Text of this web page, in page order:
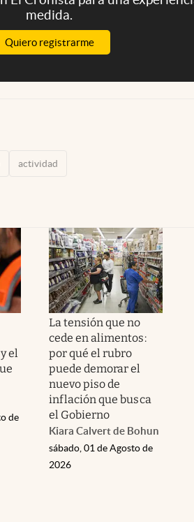
medida.
Quiero registrarme
actividad
el
de
La tensión que no
cede en alimentos:
por qué el rubro
puede demorar el
nuevo piso de
inflación que busca
el Gobierno
Kiara Calvert de Bohun
sábado, 01 de Agosto de
2026